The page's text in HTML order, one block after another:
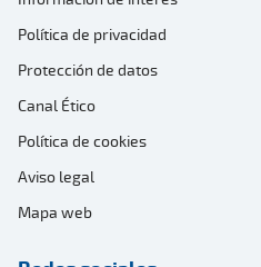
Política de privacidad
Protección de datos
Canal Ético
Política de cookies
Aviso legal
Mapa web